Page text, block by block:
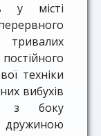
у місті
техніки
вибухів
з боку
дружиною